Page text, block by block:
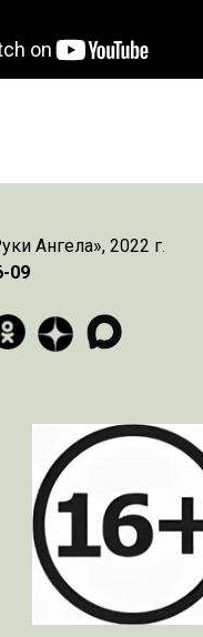
Ангела», 2022 г.
09